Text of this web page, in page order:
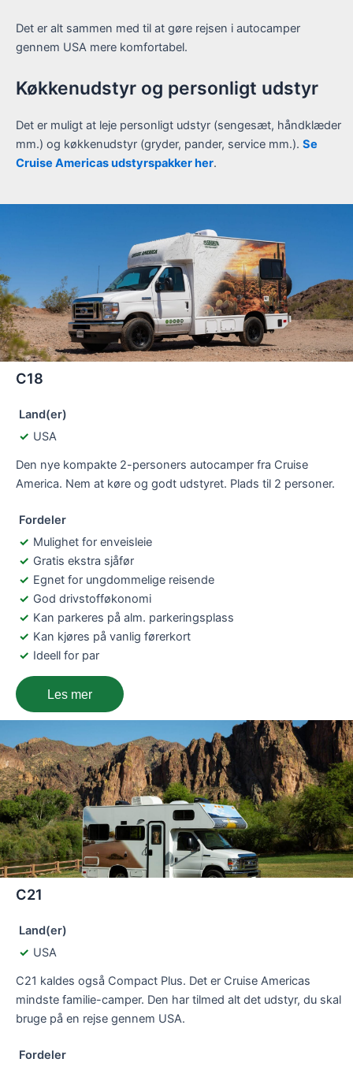
Det er alt sammen med til at gøre rejsen i autocamper
gennem USA mere komfortabel.
Køkkenudstyr og personligt udstyr
Det er muligt at leje personligt udstyr (sengesæt, håndklæder
mm.) og køkkenudstyr (gryder, pander, service mm.). Se
Cruise Americas udstyrspakker her.
C18
Land(er)
USA
Den nye kompakte 2-personers autocamper fra Cruise
America. Nem at køre og godt udstyret. Plads til 2 personer.
Fordeler
Mulighet for enveisleie
Gratis ekstra sjåfør
Egnet for ungdommelige reisende
God drivstofføkonomi
Kan parkeres på alm. parkeringsplass
Kan kjøres på vanlig førerkort
Ideell for par
Les mer
C21
Land(er)
USA
C21 kaldes også Compact Plus. Det er Cruise Americas
mindste familie-camper. Den har tilmed alt det udstyr, du skal
bruge på en rejse gennem USA.
Fordeler